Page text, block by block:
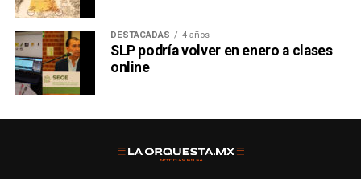
DESTACADAS 4 años
SLP podría volver en enero a clases
online